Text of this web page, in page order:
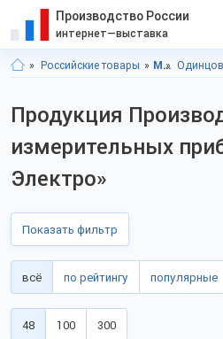
Производство России
интернет—выставка
Российские товары Московская область
Продукция
измерительных
Электро»
Показать фильтр
всё по рейтингу популярные
48 100 300